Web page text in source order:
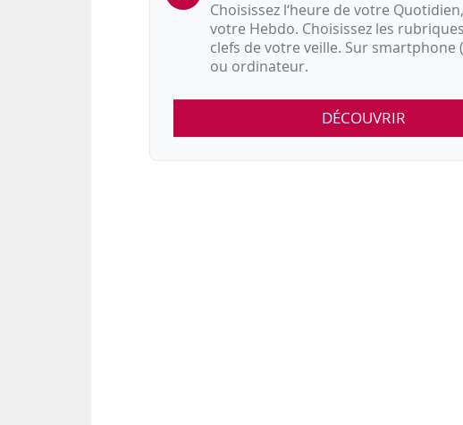
Choisissez l‘heure de votre
votre Hebdo. Choisissez les
clefs de votre veille. Sur smartphone
ou ordinateur.
DÉCOUVRIR